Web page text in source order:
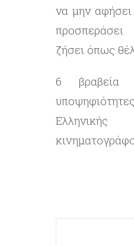
να μην
ζήσει όπως
6